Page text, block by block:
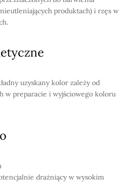
produktach) i rzęs w
uzyskany kolor zależy od
w preparacie i wyjściowego koloru
drażniący w wysokim